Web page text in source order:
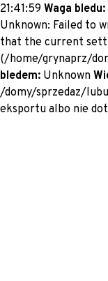
21:41:59 Waga bledu:
Unknown: Failed to
that the current
(/home/grynaprz/
bledem: Unknown
/domy/sprzedaz/
eksportu albo nie